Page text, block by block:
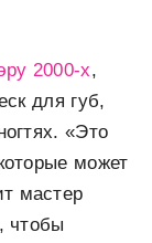
2000-х,
для губ,
«Это
может
мастер
чтобы